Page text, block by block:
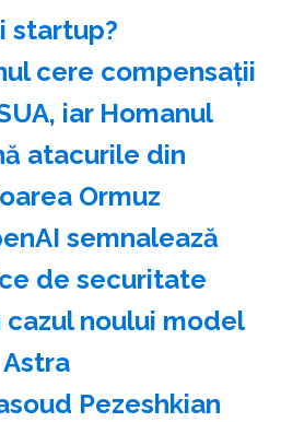
startup?
cere compensaţii
iar Homanul
atacurile din
Ormuz
semnalează
de securitate
noului model
Astra
Pezeshkian